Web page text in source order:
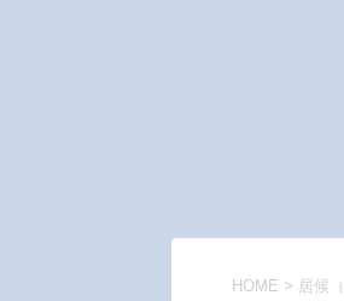
HOME > 居候